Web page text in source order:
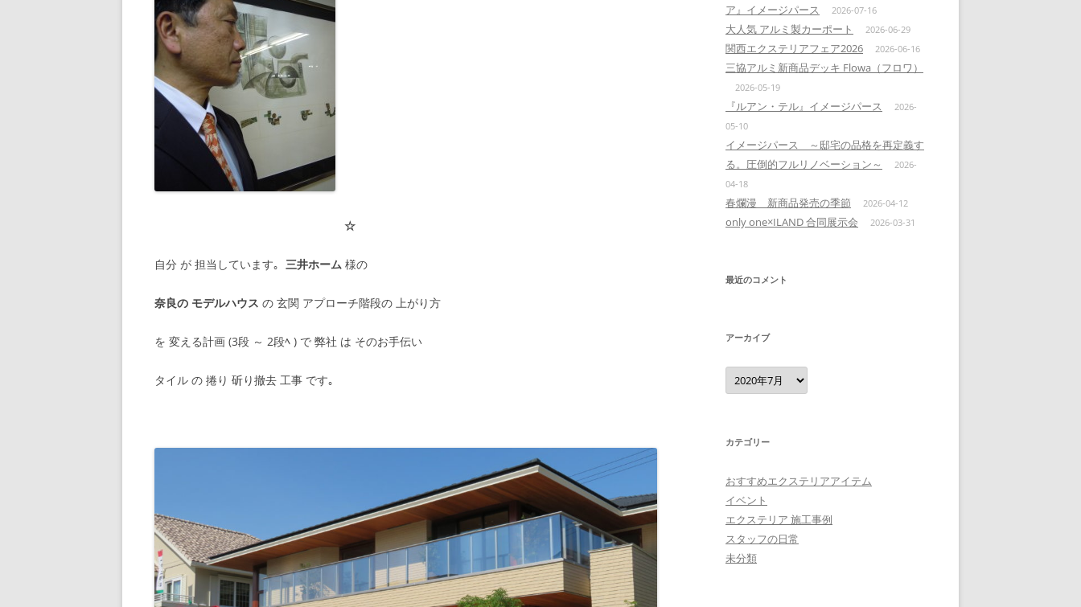
☆
自分 が 担当しています｡ 三井ホーム 様の
奈良の モデルハウス の 玄関 アプローチ階段の 上がり方
を 変える計画 (3段 ～ 2段ﾍ ) で 弊社 は そのお手伝い
タイル の 捲り 斫り撤去 工事 です｡
ア』イメージパース
2026-07-16
大人気 アルミ製カーポート 2026-06-29
関西エクステリアフェア2026 2026-06-16
三協アルミ新商品デッキ Flowa（フロワ）
2026-05-19
『ルアン・テル』イメージパース
2026-
05-10
イメージパース ～邸宅の品格を再定義す
る。圧倒的フルリノベーション～
2026-
04-18
春爛漫 新商品発売の季節 2026-04-12
only one×ILAND 合同展示会 2026-03-31
最近のコメント
アーカイブ
ア
ー
カ
カテゴリー
おすすめエクステリアアイテム
イベント
エクステリア 施工事例
スタッフの日常
未分類